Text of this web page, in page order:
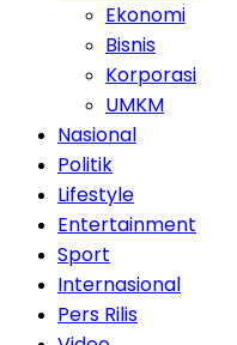
Ekonomi
Bisnis
Korporasi
UMKM
Nasional
Politik
Lifestyle
Entertainment
Sport
Internasional
Pers Rilis